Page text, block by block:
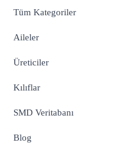
Tüm Kategoriler
Aileler
Üreticiler
Kılıflar
SMD Veritabanı
Blog